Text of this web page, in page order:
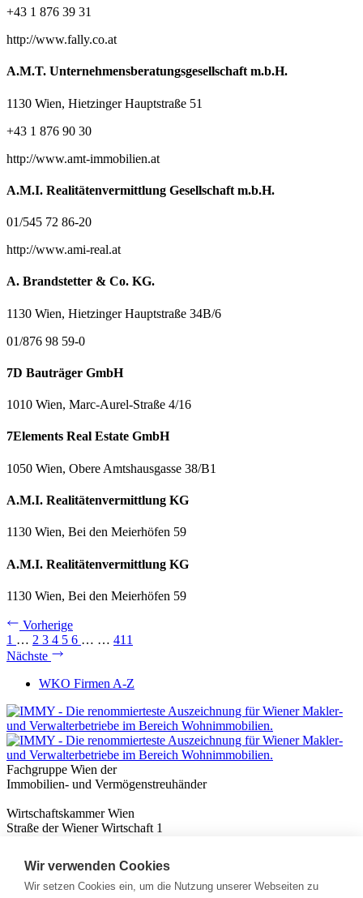
+43 1 876 39 31
http://www.fally.co.at
A.M.T. Unternehmensberatungsgesellschaft m.b.H.
1130 Wien, Hietzinger Hauptstraße 51
+43 1 876 90 30
http://www.amt-immobilien.at
A.M.I. Realitätenvermittlung Gesellschaft m.b.H.
01/545 72 86-20
http://www.ami-real.at
A. Brandstetter & Co. KG.
1130 Wien, Hietzinger Hauptstraße 34B/6
01/876 98 59-0
7D Bauträger GmbH
1010 Wien, Marc-Aurel-Straße 4/16
7Elements Real Estate GmbH
1050 Wien, Obere Amtshausgasse 38/B1
A.M.I. Realitätenvermittlung KG
1130 Wien, Bei den Meierhöfen 59
A.M.I. Realitätenvermittlung KG
1130 Wien, Bei den Meierhöfen 59
Vorherige
1 … 2 3 4 5 6 … … 411
Nächste
WKO Firmen A-Z
Fachgruppe Wien der
Immobilien- und Vermögenstreuhänder
Wirtschaftskammer Wien
Straße der Wiener Wirtschaft 1
Nützliches
Immobilienwissen
Wir verwenden Cookies
Wir setzen Cookies ein, um die Nutzung unserer Webseiten zu